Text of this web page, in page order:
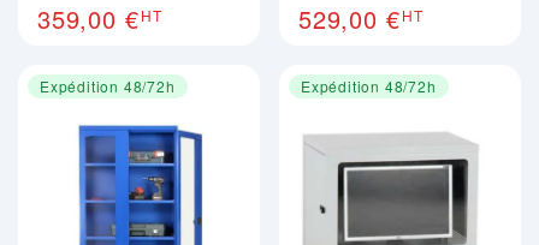
359,00 €HT 529,00 €HT
Expédition 48/72h Expédition 48/72h